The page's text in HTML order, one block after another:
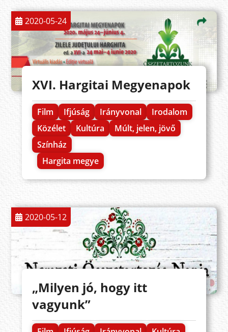
2020-05-24
XVI. Hargitai Megyenapok
Film Ifjúság Irányvonal
Irodalom
Közélet
Kultúra
Múlt, jelen, jövő
Színház
Hargita megye
2020-05-12
„Milyen jó, hogy itt
vagyunk”